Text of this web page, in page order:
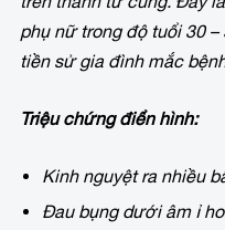
phụ nữ trong độ tuổi 30
tiền sử gia đình mắc
Triệu chứng điển hình:
Kinh nguyệt ra nhiều
Đau bụng dưới âm ỉ